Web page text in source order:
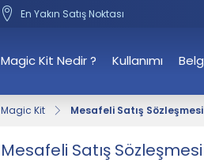
En Yakın Satış Noktası
Magic Kit Nedir ? Kullanımı
Magic Kit Mesafeli Satış Sözleşmesi
Mesafeli Satış Sözleşmesi